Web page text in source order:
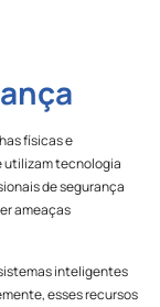
físicas e
utilizam tecnologia
de segurança
ameaças
inteligentes
esses recursos